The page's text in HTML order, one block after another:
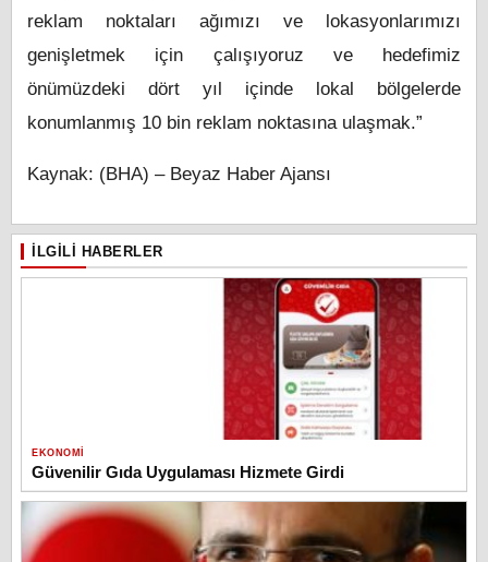
reklam noktaları ağımızı ve lokasyonlarımızı
genişletmek için çalışıyoruz ve hedefimiz
önümüzdeki dört yıl içinde lokal bölgelerde
konumlanmış 10 bin reklam noktasına ulaşmak.”
Kaynak: (BHA) – Beyaz Haber Ajansı
İLGILI HABERLER
EKONOMI
Güvenilir Gıda Uygulaması Hizmete Girdi